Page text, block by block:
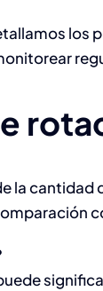
los
la cantidad